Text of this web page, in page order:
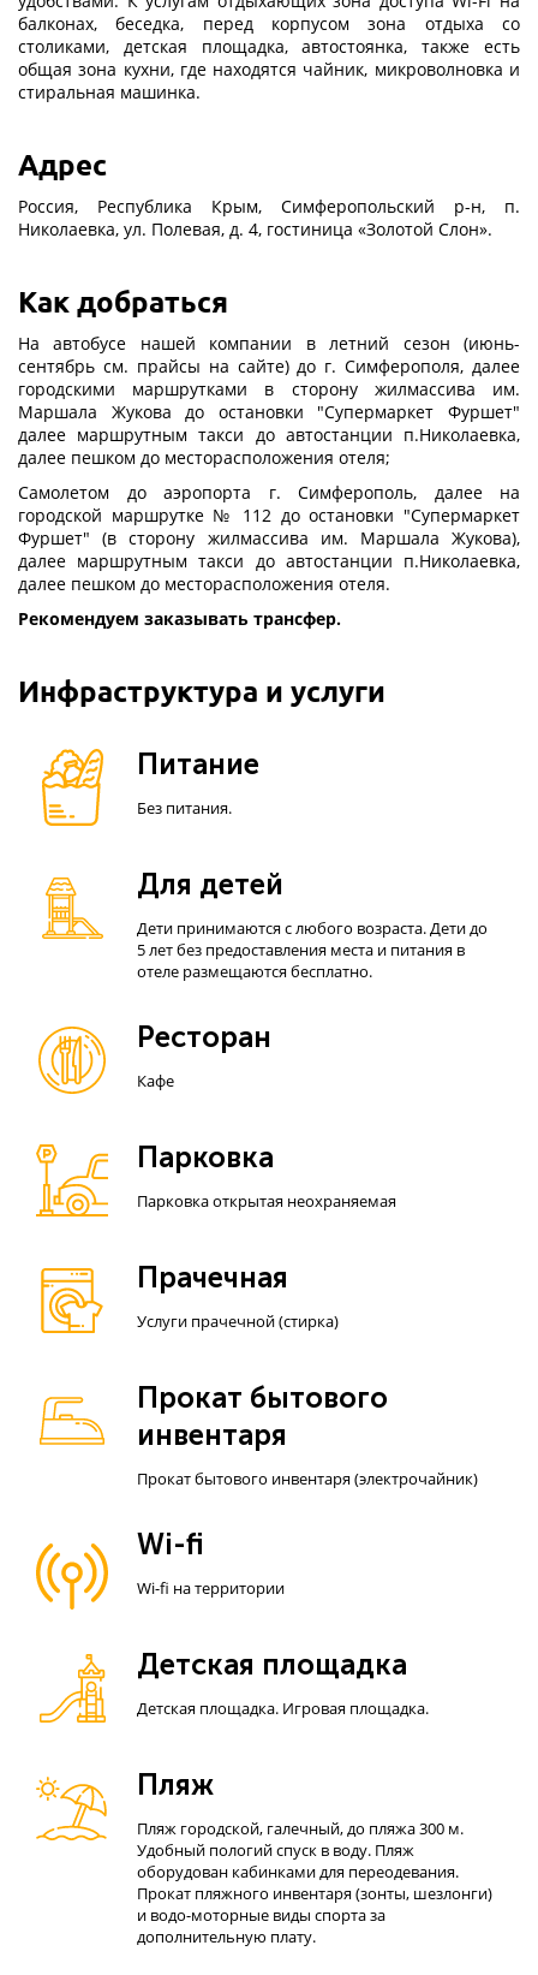
балконах, беседка, перед корпусом зона отдыха со
столиками, детская площадка, автостоянка, также есть
общая зона кухни, где находятся чайник, микроволновка и
стиральная машинка.
Адрес
Россия, Республика Крым, Симферопольский р-н, п.
Николаевка, ул. Полевая, д. 4, гостиница «Золотой Слон».
Как добраться
На автобусе нашей компании в летний сезон (июнь-
сентябрь см. прайсы на сайте) до г. Симферополя, далее
городскими маршрутками в сторону жилмассива им.
Маршала Жукова до остановки "Супермаркет Фуршет"
далее маршрутным такси до автостанции п.Николаевка,
далее пешком до месторасположения отеля;
Самолетом до аэропорта г. Симферополь, далее на
городской маршрутке № 112 до остановки "Супермаркет
Фуршет" (в сторону жилмассива им. Маршала Жукова),
далее маршрутным такси до автостанции п.Николаевка,
далее пешком до месторасположения отеля.
Рекомендуем заказывать трансфер.
Инфраструктура и услуги
Питание
Без питания.
Для детей
Дети принимаются с любого возраста. Дети до
5 лет без предоставления места и питания в
отеле размещаются бесплатно.
Ресторан
Кафе
Парковка
Парковка открытая неохраняемая
Прачечная
Услуги прачечной (стирка)
Прокат бытового
инвентаря
Прокат бытового инвентаря (электрочайник)
Wi-fi
Wi-fi на территории
Детская площадка
Детская площадка. Игровая площадка.
Пляж
Пляж городской, галечный, до пляжа 300 м.
Удобный пологий спуск в воду. Пляж
оборудован кабинками для переодевания.
Прокат пляжного инвентаря (зонты, шезлонги)
и водо-моторные виды спорта за
дополнительную плату.